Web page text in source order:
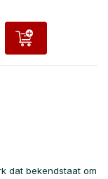
dat bekendstaat om